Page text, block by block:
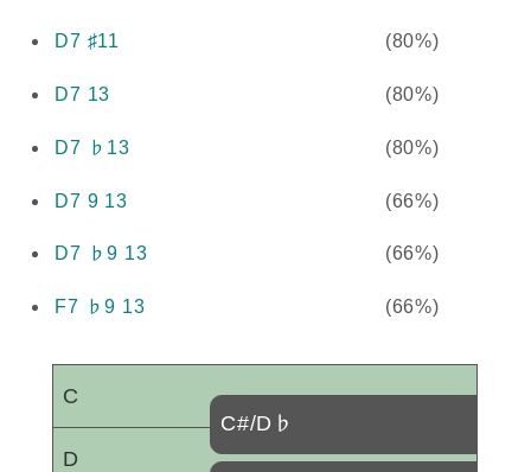
D7 ♯11 (80%)
D7 13 (80%)
D7 ♭13 (80%)
D7 9 13 (66%)
D7 ♭9 13 (66%)
F7 ♭9 13 (66%)
C
C#/D♭
D